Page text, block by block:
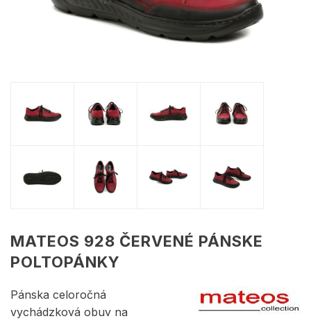
MATEOS 928 ČERVENÉ PÁNSKE
POLTOPÁNKY
Pánska celoročná
vychádzková obuv na